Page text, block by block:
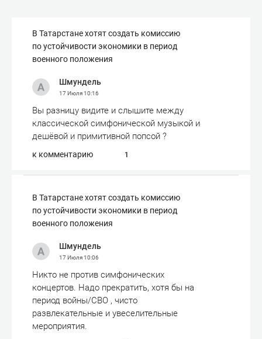
В Татарстане хотят создать комиссию
по устойчивости экономики в период
военного положения
Шмундель
17 Июля10:16
Вы разницу видите и слышите между
классической симфонической музыкой и
дешёвой и примитивной попсой ?
к комментарию 1
В Татарстане хотят создать комиссию
по устойчивости экономики в период
военного положения
Шмундель
17 Июля10:06
Никто не против симфонических
концертов. Надо прекратить, хотя бы на
период войны/СВО , чисто
развлекательные и увеселительные
мероприятия.